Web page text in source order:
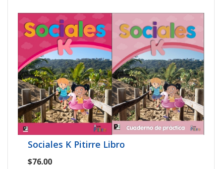
Sociales K Pitirre Libro
$76.00